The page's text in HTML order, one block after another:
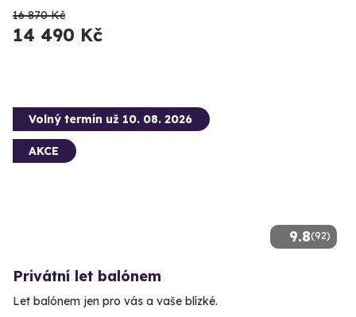
16 870 Kč
14 490 Kč
9.8(92)
Volný termín už 10. 08. 2026
AKCE
Privátní let balónem
Let balónem jen pro vás a vaše blízké.